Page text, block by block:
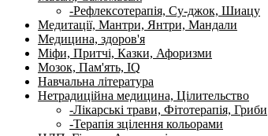
-Рефлексотерапія, Су-джок, Шиацу
Медитації, Мантри, Янтри, Мандали
Медицина, здоров'я
Міфи, Притчі, Казки, Афоризми
Мозок, Пам'ять, IQ
Навчальна література
Нетрадиційна медицина, Цілительство
-Лікарські трави, Фітотерапія, Гриби
-Терапія зцілення кольорами